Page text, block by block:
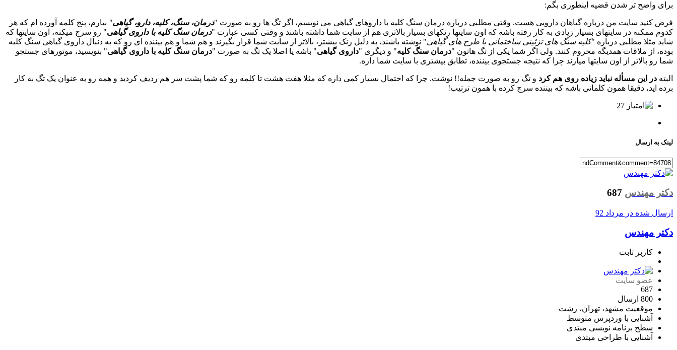
برای واضح تر شدن قضیه اینطوری بگم:
فرض کنید سایت من درباره گیاهان دارویی هست. وقتی مطلبی درباره درمان سنگ کلیه با داروهای گیاهی می نویسم، اگر تگ ها رو به صورت "درمان، سنگ، کلیه، دارو، گیاهی" بیارم، پنج کلمه آورده ام که هر
کدوم ممکنه در سایتهای بسیار زیادی به کار رفته باشه که اون سایتها رنکهای بسیار بالاتری هم از سایت شما داشته باشند و وقتی کسی عبارت "درمان سنگ کلیه با داروی گیاهی" رو سرچ میکنه، اون سایتها که
شاید مثلا مطلبی درباره "کلیه سنگ های تزئینی ساختمانی با طرح های گیاهی" نوشته باشند، به دلیل رنک بیشتر، بالاتر از سایت شما قرار بگیرند و هم شما و هم بیننده ای رو که به دنبال داروی گیاهی سنگ کلیه
بوده، از ملاقات همدیگه محروم کنند. ولی اگر شما یکی از تگ هاتون "درمان سنگ کلیه" و دیگری "داروی گیاهی" باشه یا اصلا یک تگ به صورت "درمان سنگ کلیه با داروی گیاهی" بنویسید، موتورهای جستجو
شما رو بالاتر از اون سایتها میارند چرا که نتیجه جستجوی بیننده، تطابق بیشتری با سایت شما داره.
البته در این مسأله نباید زیاده روی هم کرد و تگ رو به صورت جمله!! نوشت. چرا که احتمال بسیار کمی داره که مثلا هفت هشت تا کلمه رو که شما پشت سر هم ردیف کردید و همه رو به عنوان یک تگ به کار
برده اید، دقیقا همون کلماتی باشه که بیننده سرچ کرده با همون ترتیب!
27
لینک به ارسال
دکتر مهندس 687
ارسال شده در مرداد 92
دکتر مهندس
کاربر ثابت
عضو سایت
687
800 ارسال
موقعیت مشهد، تهران، رشت
آشنایی با وردپرس متوسط
سطح برنامه نویسی مبتدی
آشنایی با طراحی مبتدی